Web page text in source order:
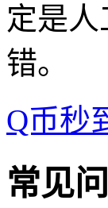
定是
错。
Q币秒
常见